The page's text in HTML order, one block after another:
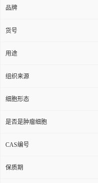
品牌
货号
用途
组织来源
细胞形态
是否是肿瘤细胞
CAS编号
保质期